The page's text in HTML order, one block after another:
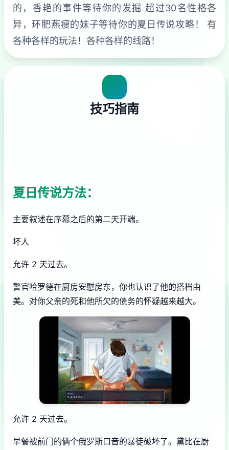
的，香艳的事件等待你的发掘 超过30名性格各
异，环肥燕瘦的妹子等待你的夏日传说攻略！ 有
各种各样的玩法！各种各样的线路！
技巧指南
夏日传说方法：
主要叙述在序幕之后的第二天开端。
坏人
允许 2 天过去。
警官哈罗德在厨房安慰房东，你也认识了他的搭档由
美。对你父亲的死和他所欠的债务的怀疑越来越大。
允许 2 天过去。
早餐被前门的俩个俄罗斯口音的暴徒破坏了。黛比在厨